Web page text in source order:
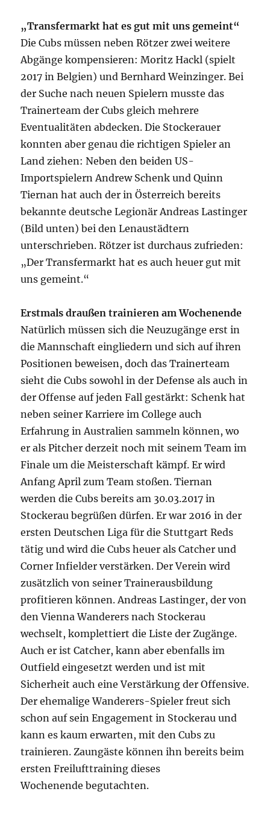
„Transfermarkt hat es gut mit uns gemeint“
Die Cubs müssen neben Rötzer zwei weitere
Abgänge kompensieren: Moritz Hackl (spielt
2017 in Belgien) und Bernhard Weinzinger. Bei
der Suche nach neuen Spielern musste das
Trainerteam der Cubs gleich mehrere
Eventualitäten abdecken. Die Stockerauer
konnten aber genau die richtigen Spieler an
Land ziehen: Neben den beiden US-
Importspielern Andrew Schenk und Quinn
Tiernan hat auch der in Österreich bereits
bekannte deutsche Legionär Andreas Lastinger
(Bild unten) bei den Lenaustädtern
unterschrieben. Rötzer ist durchaus zufrieden:
„Der Transfermarkt hat es auch heuer gut mit
uns gemeint.“
Erstmals draußen trainieren am Wochenende
Natürlich müssen sich die Neuzugänge erst in
die Mannschaft eingliedern und sich auf ihren
Positionen beweisen, doch das Trainerteam
sieht die Cubs sowohl in der Defense als auch in
der Offense auf jeden Fall gestärkt: Schenk hat
neben seiner Karriere im College auch
Erfahrung in Australien sammeln können, wo
er als Pitcher derzeit noch mit seinem Team im
Finale um die Meisterschaft kämpf. Er wird
Anfang April zum Team stoßen. Tiernan
werden die Cubs bereits am 30.03.2017 in
Stockerau begrüßen dürfen. Er war 2016 in der
ersten Deutschen Liga für die Stuttgart Reds
tätig und wird die Cubs heuer als Catcher und
Corner Infielder verstärken. Der Verein wird
zusätzlich von seiner Trainerausbildung
profitieren können. Andreas Lastinger, der von
den Vienna Wanderers nach Stockerau
wechselt, komplettiert die Liste der Zugänge.
Auch er ist Catcher, kann aber ebenfalls im
Outfield eingesetzt werden und ist mit
Sicherheit auch eine Verstärkung der Offensive.
Der ehemalige Wanderers-Spieler freut sich
schon auf sein Engagement in Stockerau und
kann es kaum erwarten, mit den Cubs zu
trainieren. Zaungäste können ihn bereits beim
ersten Freilufttraining dieses
Wochenende begutachten.